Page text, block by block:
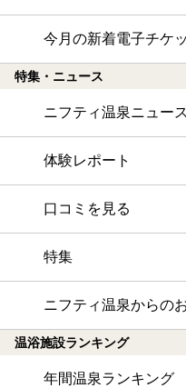
今月の新着電子チケ
特集・ニュース
ニフティ温泉ニュース
体験レポート
口コミを見る
特集
ニフティ温泉からの
温浴施設ランキング
年間温泉ランキング